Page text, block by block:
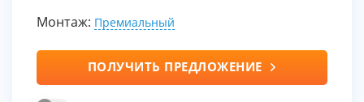
Монтаж: Премиальный
ПОЛУЧИТЬ ПРЕДЛОЖЕНИЕ